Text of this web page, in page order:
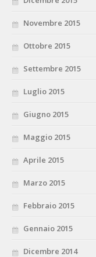
Novembre 2015
Ottobre 2015
Settembre 2015
Luglio 2015
Giugno 2015
Maggio 2015
Aprile 2015
Marzo 2015
Febbraio 2015
Gennaio 2015
Dicembre 2014